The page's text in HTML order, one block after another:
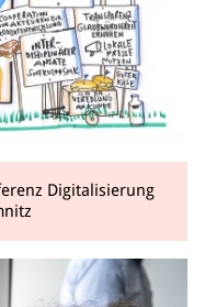
Digitalisierung